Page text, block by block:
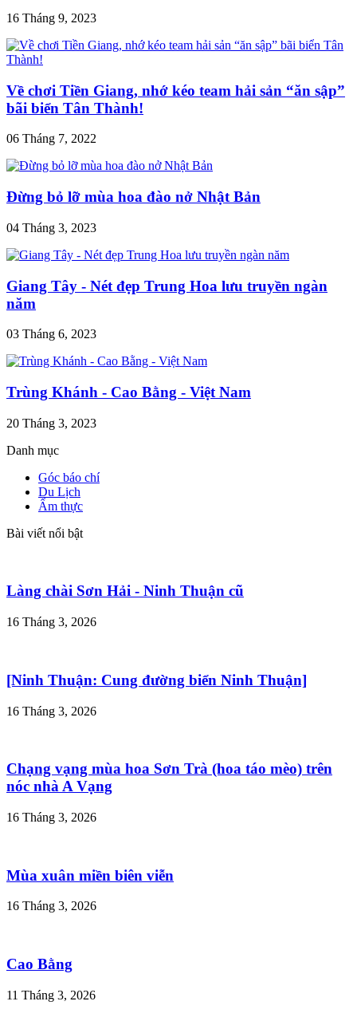
16 Tháng 9, 2023
Về chơi Tiền Giang, nhớ kéo team hải sản “ăn sập”
bãi biển Tân Thành!
06 Tháng 7, 2022
Đừng bỏ lỡ mùa hoa đào nở Nhật Bản
04 Tháng 3, 2023
Giang Tây - Nét đẹp Trung Hoa lưu truyền ngàn
năm
03 Tháng 6, 2023
Trùng Khánh - Cao Bằng - Việt Nam
20 Tháng 3, 2023
Danh mục
Góc báo chí
Du Lịch
Ẩm thực
Bài viết nổi bật
Làng chài Sơn Hải - Ninh Thuận cũ
16 Tháng 3, 2026
[Ninh Thuận: Cung đường biển Ninh Thuận]
16 Tháng 3, 2026
Chạng vạng mùa hoa Sơn Trà (hoa táo mèo) trên
nóc nhà A Vạng
16 Tháng 3, 2026
Mùa xuân miền biên viễn
16 Tháng 3, 2026
Cao Bằng
11 Tháng 3, 2026